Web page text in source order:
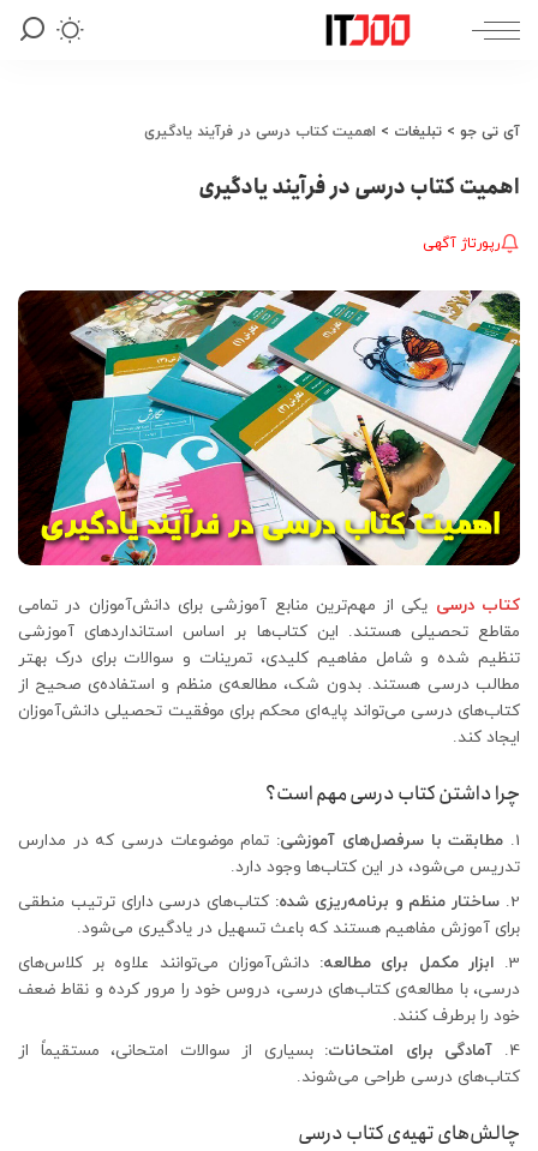
آی تی جو > تبلیغات > اهمیت کتاب درسی در فرآیند یادگیری
اهمیت کتاب درسی در فرآیند یادگیری
رپورتاژ آگهی
کتاب‌ درسی یکی از مهم‌ترین منابع آموزشی برای دانش‌آموزان در تمامی
مقاطع تحصیلی هستند. این کتاب‌ها بر اساس استانداردهای آموزشی
تنظیم شده و شامل مفاهیم کلیدی، تمرینات و سوالات برای درک بهتر
مطالب درسی هستند. بدون شک، مطالعه‌ی منظم و استفاده‌ی صحیح از
کتاب‌های درسی می‌تواند پایه‌ای محکم برای موفقیت تحصیلی دانش‌آموزان
ایجاد کند.
چرا داشتن کتاب درسی مهم است؟
مطابقت با سرفصل‌های آموزشی: تمام موضوعات درسی که در مدارس
تدریس می‌شود، در این کتاب‌ها وجود دارد.
ساختار منظم و برنامه‌ریزی شده: کتاب‌های درسی دارای ترتیب منطقی
برای آموزش مفاهیم هستند که باعث تسهیل در یادگیری می‌شود.
ابزار مکمل برای مطالعه: دانش‌آموزان می‌توانند علاوه بر کلاس‌های
درسی، با مطالعه‌ی کتاب‌های درسی، دروس خود را مرور کرده و نقاط ضعف
خود را برطرف کنند.
آمادگی برای امتحانات: بسیاری از سوالات امتحانی، مستقیماً از
کتاب‌های درسی طراحی می‌شوند.
چالش‌های تهیه‌ی کتاب درسی